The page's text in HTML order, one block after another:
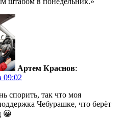
Артем Краснов:
09:02
спорить, так что моя
Чебурашке, что берёт
😀